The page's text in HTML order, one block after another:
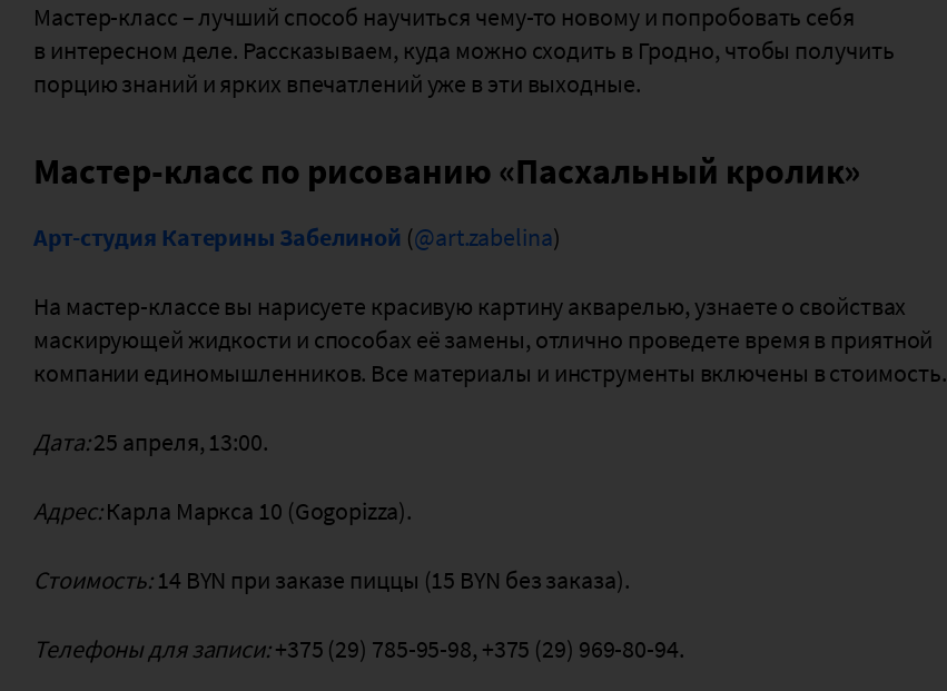
Мастер-класс – лучший способ научиться чему-то новому и попробовать себя
в интересном деле. Рассказываем, куда можно сходить в Гродно, чтобы получить
порцию знаний и ярких впечатлений уже в эти выходные.⠀
Мастер-класс по рисованию «Пасхальный кролик»
Арт-студия Катерины Забелиной (@art.zabelina)
На мастер-классе вы нарисуете красивую картину акварелью, узнаете о свойствах
маскирующей жидкости и способах её замены, отлично проведете время в приятной
компании единомышленников. Все материалы и инструменты включены в стоимость.
Дата:25 апреля, 13:00.
Адрес:Карла Маркса 10 (Gogopizza).
Стоимость:14 BYN при заказе пиццы (15 BYN без заказа).
Телефоны для записи:+375 (29) 785-95-98, +375 (29) 969-80-94.